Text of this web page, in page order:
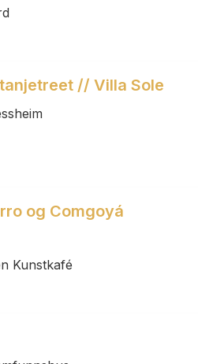
// Villa Sole
og Comgoyá
Kunstkafé